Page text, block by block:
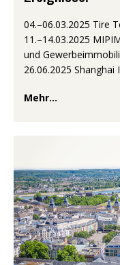
04.–06.03.2025 Tire
11.–14.03.2025
und
26.06.2025 Shanghai
Mehr...